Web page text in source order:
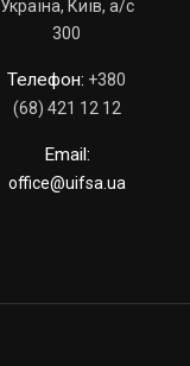
Україна, Київ, а/с
300
Телефон: +380
(68) 421 12 12
Email:
office@uifsa.ua